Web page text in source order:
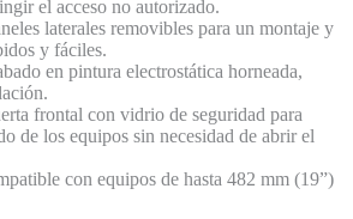
el acceso no autorizado.
laterales removibles para un montaje y
y fáciles.
en pintura electrostática horneada,
frontal con vidrio de seguridad para
de los equipos sin necesidad de abrir el
con equipos de hasta 482 mm (19”)